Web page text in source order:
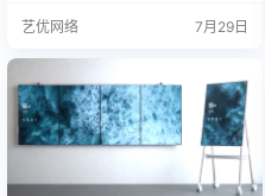
…
艺优网络 7月29日